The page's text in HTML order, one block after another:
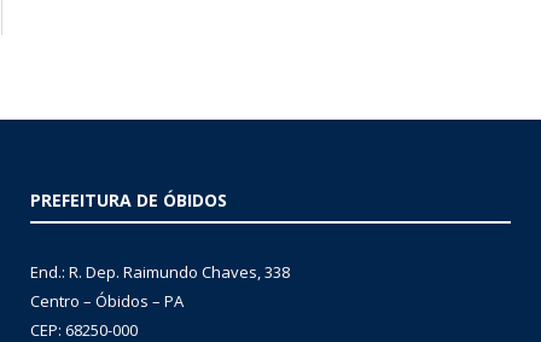
PREFEITURA DE ÓBIDOS
End.: R. Dep. Raimundo Chaves, 338
Centro – Óbidos – PA
CEP: 68250-000